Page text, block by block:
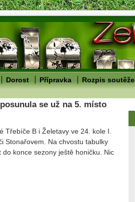
Dorost Přípravka Rozpis soutěže
se už na 5. místo
Třebíče B i Želetavy ve 24. kole I.
Stonařovem. Na chvostu tabulky
konce sezony ještě honičku. Nic